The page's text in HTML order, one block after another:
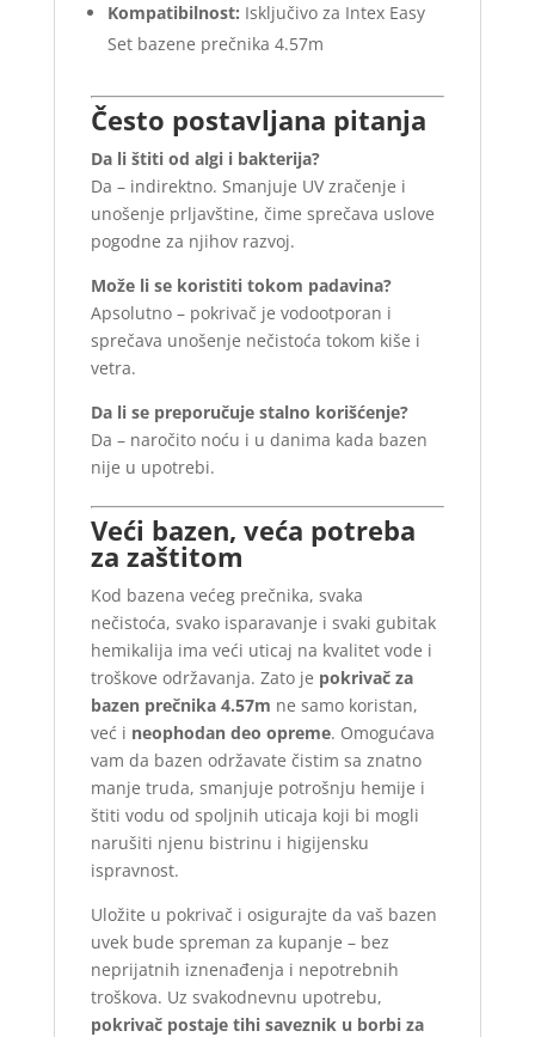
Kompatibilnost: Isključivo za Intex Easy
Set bazene prečnika 4.57m
Često postavljana pitanja
Da li štiti od algi i bakterija?
Da – indirektno. Smanjuje UV zračenje i
unošenje prljavštine, čime sprečava uslove
pogodne za njihov razvoj.
Može li se koristiti tokom padavina?
Apsolutno – pokrivač je vodootporan i
sprečava unošenje nečistoća tokom kiše i
vetra.
Da li se preporučuje stalno korišćenje?
Da – naročito noću i u danima kada bazen
nije u upotrebi.
Veći bazen, veća potreba
za zaštitom
Kod bazena većeg prečnika, svaka
nečistoća, svako isparavanje i svaki gubitak
hemikalija ima veći uticaj na kvalitet vode i
troškove održavanja. Zato je pokrivač za
bazen prečnika 4.57m ne samo koristan,
već i neophodan deo opreme. Omogućava
vam da bazen održavate čistim sa znatno
manje truda, smanjuje potrošnju hemije i
štiti vodu od spoljnih uticaja koji bi mogli
narušiti njenu bistrinu i higijensku
ispravnost.
Uložite u pokrivač i osigurajte da vaš bazen
uvek bude spreman za kupanje – bez
neprijatnih iznenađenja i nepotrebnih
troškova. Uz svakodnevnu upotrebu,
pokrivač postaje tihi saveznik u borbi za